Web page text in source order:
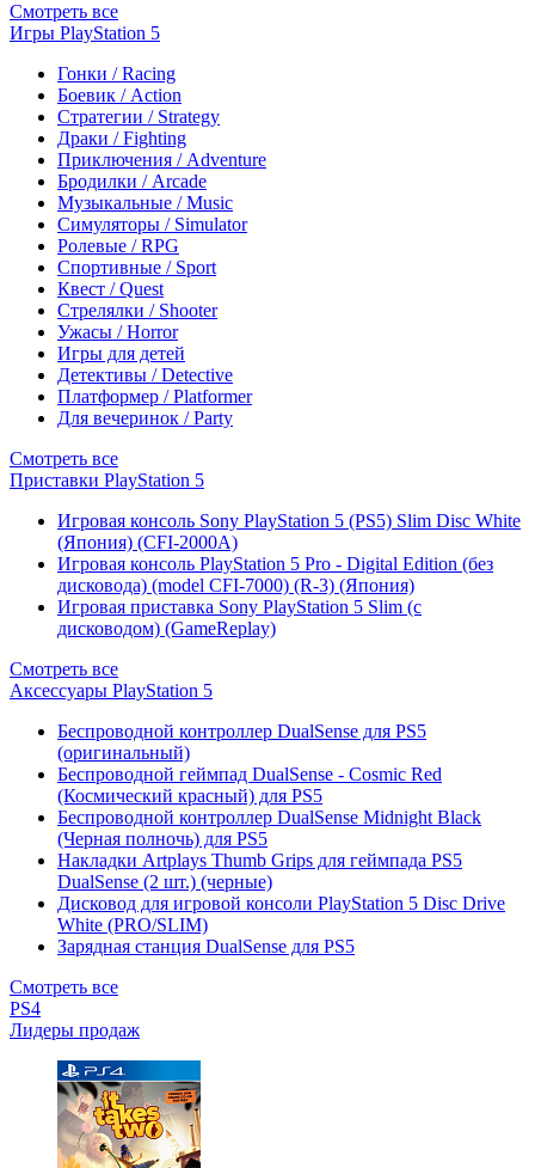
Смотреть все
Игры PlayStation 5
Гонки / Racing
Боевик / Action
Стратегии / Strategy
Драки / Fighting
Приключения / Adventure
Бродилки / Arcade
Музыкальные / Music
Симуляторы / Simulator
Ролевые / RPG
Спортивные / Sport
Квест / Quest
Стрелялки / Shooter
Ужасы / Horror
Игры для детей
Детективы / Detective
Платформер / Platformer
Для вечеринок / Party
Смотреть все
Приставки PlayStation 5
Игровая консоль Sony PlayStation 5 (PS5) Slim Disc White
(Япония) (CFI-2000A)
Игровая консоль PlayStation 5 Pro - Digital Edition (без
дисковода) (model CFI-7000) (R-3) (Япония)
Игровая приставка Sony PlayStation 5 Slim (с
дисководом) (GameReplay)
Смотреть все
Аксессуары PlayStation 5
Беспроводной контроллер DualSense для PS5
(оригинальный)
Беспроводной геймпад DualSense - Cosmic Red
(Космический красный) для PS5
Беспроводной контроллер DualSense Midnight Black
(Черная полночь) для PS5
Накладки Artplays Thumb Grips для геймпада PS5
DualSense (2 шт.) (черные)
Дисковод для игровой консоли PlayStation 5 Disc Drive
White (PRO/SLIM)
Зарядная станция DualSense для PS5
Смотреть все
PS4
Лидеры продаж